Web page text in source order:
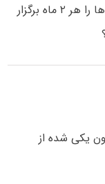
دانشگاهی سیاست هایی دارد و تاریخ دفاع ها را هر ۲ ماه برگزار
یکی شده از